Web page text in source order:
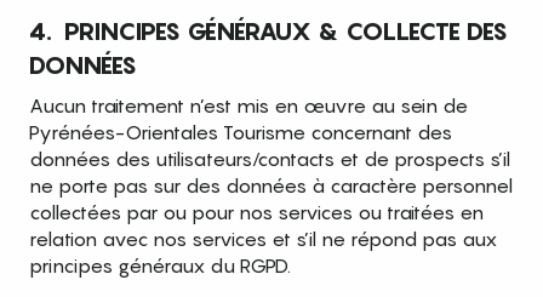
4. PRINCIPES GÉNÉRAUX & COLLECTE DES
DONNÉES
Aucun traitement n’est mis en œuvre au sein de
Pyrénées-Orientales Tourisme concernant des
données des utilisateurs/contacts et de prospects s’il
ne porte pas sur des données à caractère personnel
collectées par ou pour nos services ou traitées en
relation avec nos services et s’il ne répond pas aux
principes généraux du RGPD.